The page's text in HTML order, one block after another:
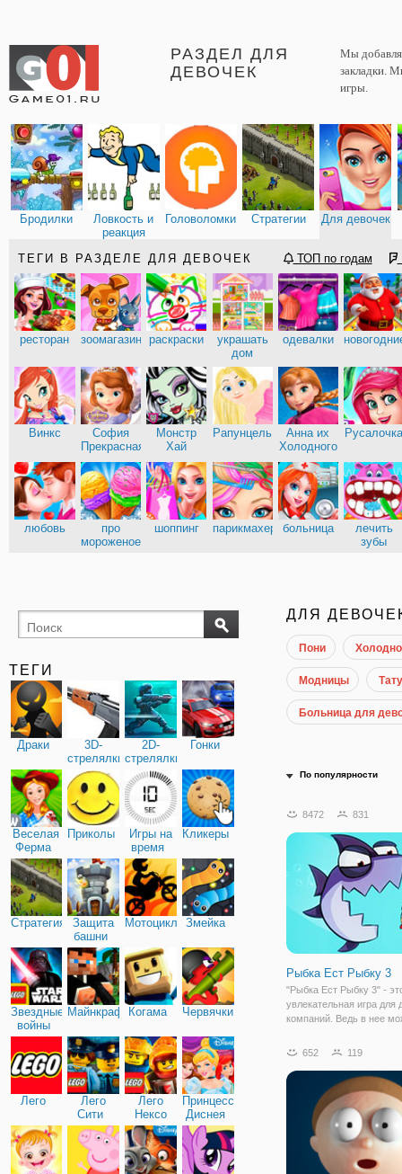
РАЗДЕЛ ДЛЯ
ДЕВОЧЕК
Мы
закладки.
игры.
Бродилки
Ловкость и
реакция
Головоломки Стратегии Для девочек
ТЕГИ В РАЗДЕЛЕ ДЛЯ ДЕВОЧЕК ТОП по годам
ресторан зоомагазин раскраски
украшать
дом
одевалки
Эльза из
Холодного
сердца
Кухня
Сары
Винкс
София
Прекрасная
Монстр
Хай
Рапунцель
Анна их
Холодного
сердца
любовь
про
мороженое
шоппинг парикмахерскиебольница
лечить
зубы
ТЕГИ
Драки
3D-
стрелялки
2D-
стрелялки
Гонки
Веселая
Ферма
Приколы
Игры на
время
Кликеры
Стратегия
Защита
башни
МотоциклыЗмейка
Звездные
войны
Майнкрафт Когама Червячки
Лего
Лего
Сити
Лего
Нексо
Найтс
Принцессы
Диснея
ДЛЯ
Пони
Модницы
Больница для
По популярности
8472 831
Рыбка Ест Рыбку 3
"Рыбка Ест Рыбку 3" -
увлекательная игра для
компаний. Ведь в нее
двум и даже трем. Вы
будете управлять одной
Ваша рыбка
652 119